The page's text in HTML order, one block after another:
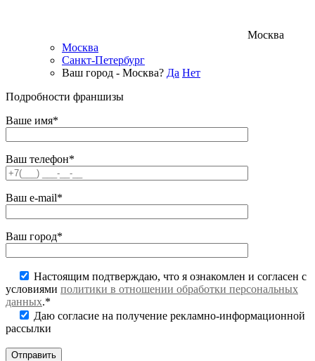
Москва
Москва
Санкт-Петербург
Ваш город - Москва? Да Нет
Подробности франшизы
Ваше имя*
Ваш телефон*
Ваш e-mail*
Ваш город*
Настоящим подтверждаю, что я ознакомлен и согласен с
условиями политики в отношении обработки персональных
данных.*
Даю согласие на получение рекламно-информационной
рассылки